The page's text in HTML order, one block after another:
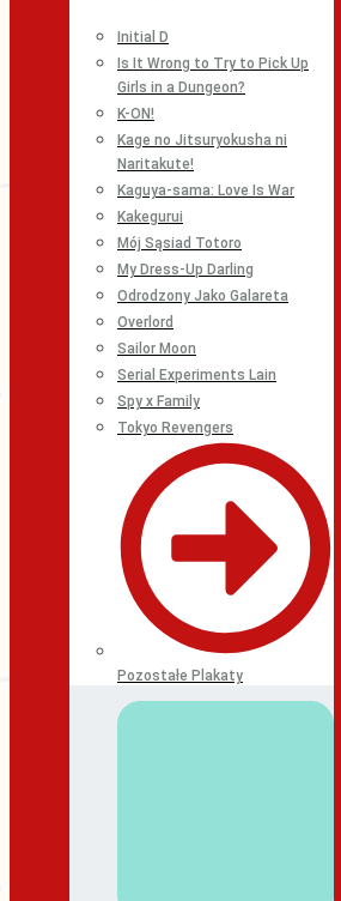
Initial D
Is It Wrong to Try to Pick Up
Girls in a Dungeon?
K-ON!
Kage no Jitsuryokusha ni
Naritakute!
Kaguya-sama: Love Is War
Kakegurui
Mój Sąsiad Totoro
My Dress-Up Darling
Odrodzony Jako Galareta
Overlord
Sailor Moon
Serial Experiments Lain
Spy x Family
Tokyo Revengers
Pozostałe Plakaty